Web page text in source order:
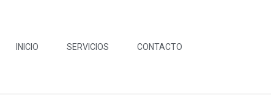
INICIO SERVICIOS CONTACTO